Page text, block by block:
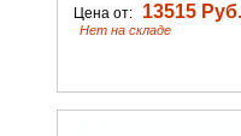
Цена от:
13515 Руб.
Нет на складе